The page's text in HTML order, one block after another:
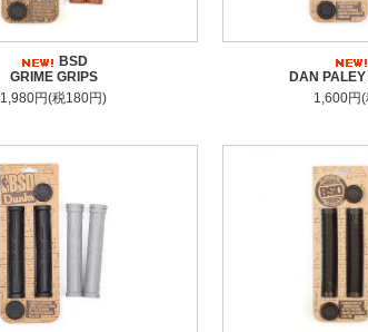
BSD
GRIME GRIPS
1,980円(税180円)
DAN
1,600円